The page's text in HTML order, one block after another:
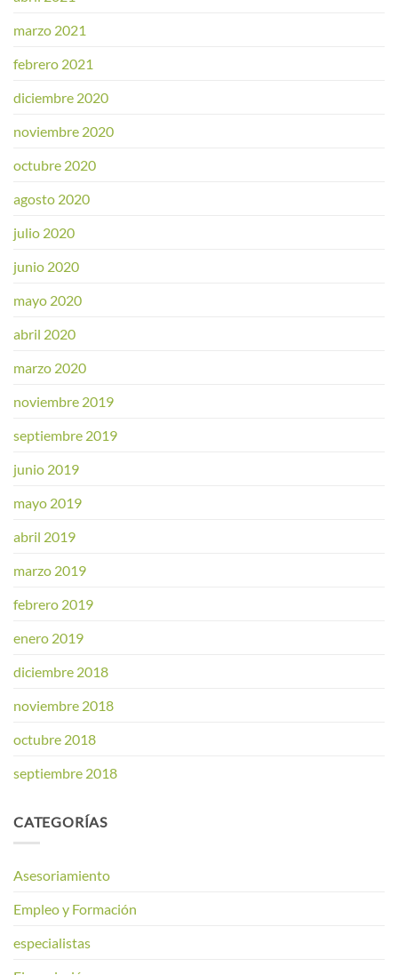
marzo 2021
febrero 2021
diciembre 2020
noviembre 2020
octubre 2020
agosto 2020
julio 2020
junio 2020
mayo 2020
abril 2020
marzo 2020
noviembre 2019
septiembre 2019
junio 2019
mayo 2019
abril 2019
marzo 2019
febrero 2019
enero 2019
diciembre 2018
noviembre 2018
octubre 2018
septiembre 2018
CATEGORÍAS
Asesoriamiento
Empleo y Formación
especialistas